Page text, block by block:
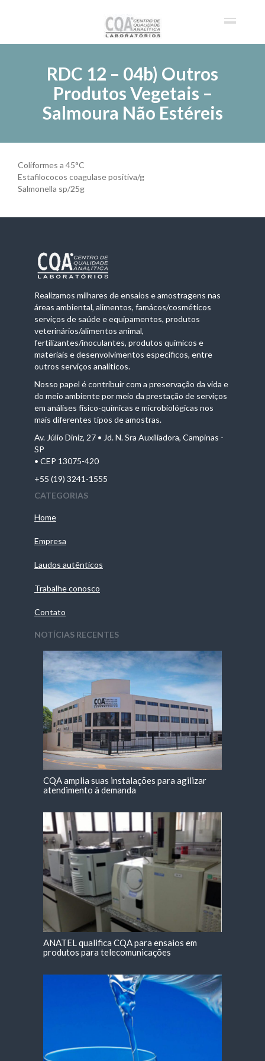
RDC 12 – 04b) Outros
Produtos Vegetais –
Salmoura Não Estéreis
Coliformes a 45°C
Estafilococos coagulase positiva/g
Salmonella sp/25g
Realizamos milhares de ensaios e amostragens nas
áreas ambiental, alimentos, famácos/cosméticos
serviços de saúde e equipamentos, produtos
veterinários/alimentos animal,
fertilizantes/inoculantes, produtos químicos e
materiais e desenvolvimentos específicos, entre
outros serviços analíticos.
Nosso papel é contribuir com a preservação da vida e
do meio ambiente por meio da prestação de serviços
em análises físico-químicas e microbiológicas nos
mais diferentes tipos de amostras.
Av. Júlio Diniz, 27 • Jd. N. Sra Auxiliadora, Campinas -
SP
• CEP 13075-420
+55 (19) 3241-1555
CATEGORIAS
Home
Empresa
Laudos autênticos
Trabalhe conosco
Contato
NOTÍCIAS RECENTES
CQA amplia suas instalações para agilizar
atendimento à demanda
ANATEL qualifica CQA para ensaios em
produtos para telecomunicações